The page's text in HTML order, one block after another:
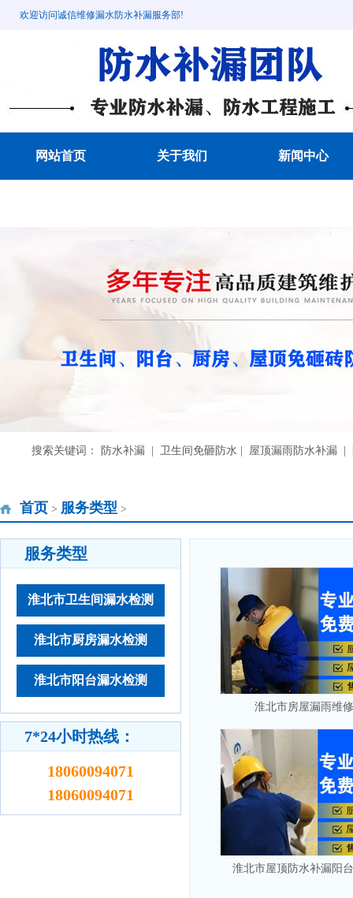
欢迎访问诚信维修漏水防水补漏服务部!
网站首页 关于我们 新闻中心
搜索关键词： 防水补漏 | 卫生间免砸防水 | 屋顶漏雨防水补漏
首页 > 服务类型 >
服务类型
淮北市卫生间漏水检测
淮北市厨房漏水检测
淮北市阳台漏水检测
7*24小时热线：
18060094071
18060094071
淮北市房屋漏雨维
淮北市屋顶防水补漏阳